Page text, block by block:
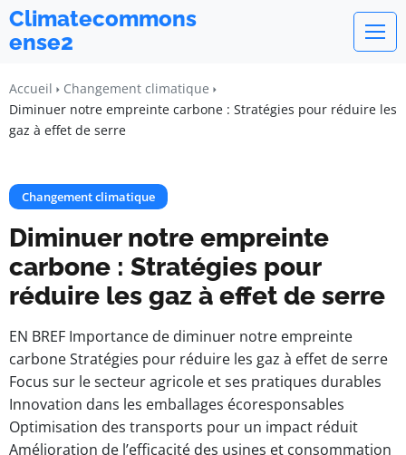
Climatecommons
ense2
Accueil
Changement climatique
Diminuer notre empreinte carbone : Stratégies pour réduire les
gaz à effet de serre
Changement climatique
Diminuer notre empreinte
carbone : Stratégies pour
réduire les gaz à effet de serre
EN BREF Importance de diminuer notre empreinte
carbone Stratégies pour réduire les gaz à effet de serre
Focus sur le secteur agricole et ses pratiques durables
Innovation dans les emballages écoresponsables
Optimisation des transports pour un impact réduit
Amélioration de l’efficacité des usines et consommation